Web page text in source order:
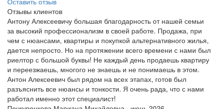
Отзывы клиентов
Антону Алексеевичу большая благодарность от нашей семьи
за высокий профессионализм в своей работе. Продажа, при
чем с нюансами, квартиры и покупкой альтернативного жилья,
дается непросто. Но на протяжении всего времени с нами был
риелтор с большой буквы! Не каждый день продаешь квартиру
и переезжаешь, многого не знаешь и не понимаешь в этом.
Антон Алексеевич был рядом на всех этапах, готов был
разъяснить все нюансы и тонкости. Я очень рада, что с нами
работал именно этот специалист!